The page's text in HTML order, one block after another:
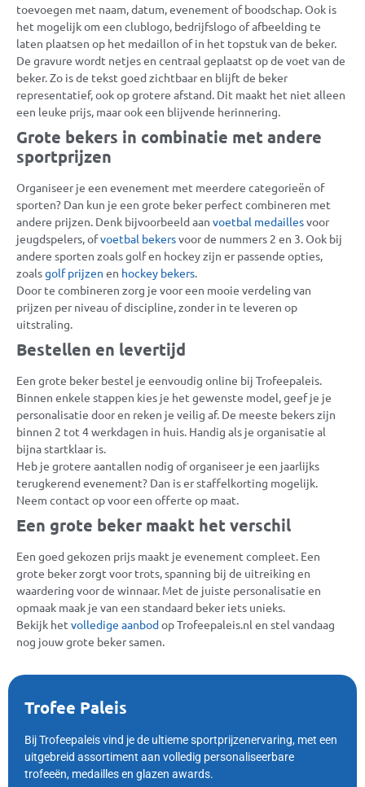
toevoegen met naam, datum, evenement of boodschap. Ook is
het mogelijk om een clublogo, bedrijfslogo of afbeelding te
laten plaatsen op het medaillon of in het topstuk van de beker.
De gravure wordt netjes en centraal geplaatst op de voet van de
beker. Zo is de tekst goed zichtbaar en blijft de beker
representatief, ook op grotere afstand. Dit maakt het niet alleen
een leuke prijs, maar ook een blijvende herinnering.
Grote bekers in combinatie met andere
sportprijzen
Organiseer je een evenement met meerdere categorieën of
sporten? Dan kun je een grote beker perfect combineren met
andere prijzen. Denk bijvoorbeeld aan voetbal medaillesvoor
jeugdspelers, ofvoetbal bekersvoor de nummers 2 en 3. Ook bij
andere sporten zoals golf en hockey zijn er passende opties,
zoalsgolf prijzen en hockey bekers.
Door te combineren zorg je voor een mooie verdeling van
prijzen per niveau of discipline, zonder in te leveren op
uitstraling.
Bestellen en levertijd
Een grote beker bestel je eenvoudig online bij Trofeepaleis.
Binnen enkele stappen kies je het gewenste model, geef je je
personalisatie door en reken je veilig af. De meeste bekers zijn
binnen 2 tot 4 werkdagen in huis. Handig als je organisatie al
bijna startklaar is.
Heb je grotere aantallen nodig of organiseer je een jaarlijks
terugkerend evenement? Dan is er staffelkorting mogelijk.
Neem contact op voor een offerte op maat.
Een grote beker maakt het verschil
Een goed gekozen prijs maakt je evenement compleet. Een
grote beker zorgt voor trots, spanning bij de uitreiking en
waardering voor de winnaar. Met de juiste personalisatie en
opmaak maak je van een standaard beker iets unieks.
Bekijk het volledige aanbodop Trofeepaleis.nl en stel vandaag
nog jouw grote beker samen.
Trofee Paleis
Bij Trofeepaleis vind je de ultieme sportprijzenervaring, met een
uitgebreid assortiment aan volledig personaliseerbare
trofeeën, medailles en glazen awards.